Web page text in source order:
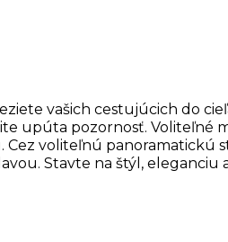
vašich cestujúcich do
upúta pozornosť. Voliteľné
Cez voliteľnú
Stavte na štýl, eleganciu